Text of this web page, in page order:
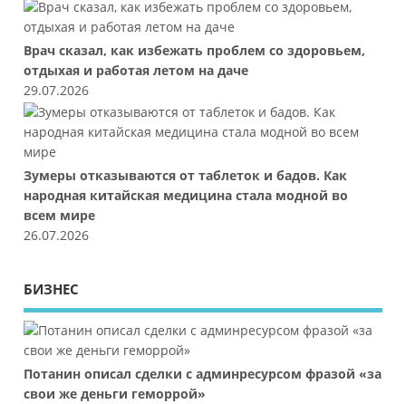
Врач сказал, как избежать проблем со здоровьем,
отдыхая и работая летом на даче
29.07.2026
Зумеры отказываются от таблеток и бадов. Как
народная китайская медицина стала модной во
всем мире
26.07.2026
БИЗНЕС
Потанин описал сделки с админресурсом фразой «за
свои же деньги геморрой»